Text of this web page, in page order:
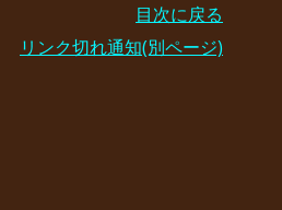
目次に戻る
リンク切れ通知(別ページ)